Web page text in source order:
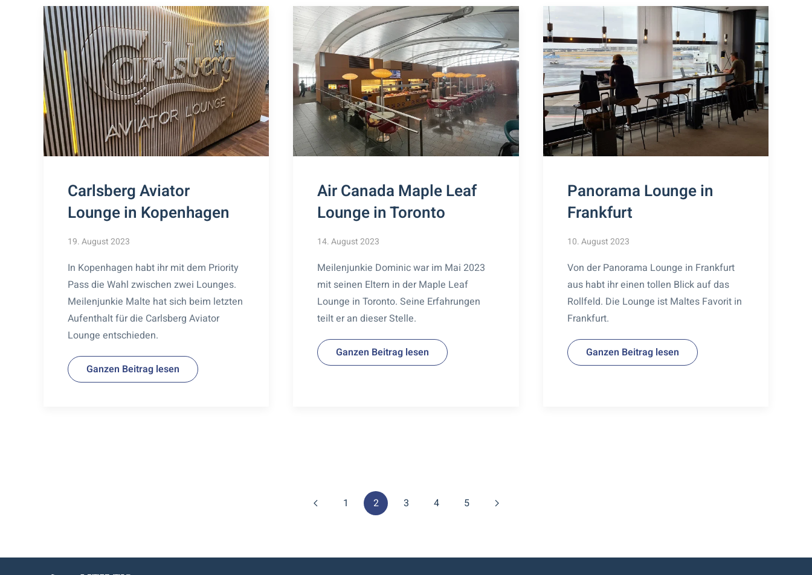
Carlsberg Aviator
Lounge in Kopenhagen
19. August 2023
In Kopenhagen habt ihr mit dem Priority
Pass die Wahl zwischen zwei Lounges.
Meilenjunkie Malte hat sich beim letzten
Aufenthalt für die Carlsberg Aviator
Lounge entschieden.
Ganzen Beitrag lesen
Air Canada Maple Leaf
Lounge in Toronto
14. August 2023
Meilenjunkie Dominic war im Mai 2023
mit seinen Eltern in der Maple Leaf
Lounge in Toronto. Seine Erfahrungen
teilt er an dieser Stelle.
Ganzen Beitrag lesen
Panorama Lounge in
Frankfurt
10. August 2023
Von der Panorama Lounge in Frankfurt
aus habt ihr einen tollen Blick auf das
Rollfeld. Die Lounge ist Maltes Favorit in
Frankfurt.
Ganzen Beitrag lesen
1 2 3 4 5